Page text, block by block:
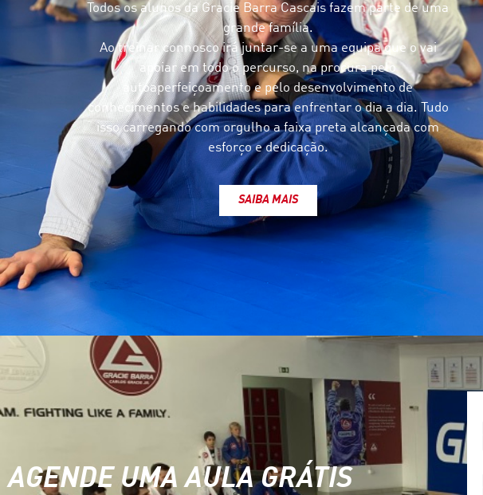
Todos os alunos da Gracie Barra Cascais fazem parte de uma
grande família.
Ao treinar connosco irá juntar-se a uma equipa que o vai
apoiar em todo o percurso, na procura pelo
autoaperfeiçoamento e pelo desenvolvimento de
conhecimentos e habilidades para enfrentar o dia a dia. Tudo
isso carregando com orgulho a faixa preta alcançada com
esforço e dedicação.
SAIBA MAIS
AGENDE UMA AULA GRÁTIS